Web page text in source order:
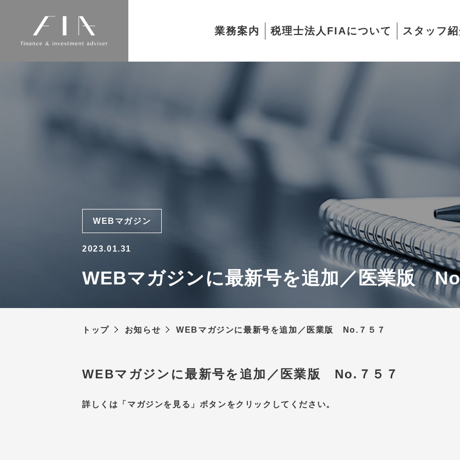
業務案内 税理士法人FIAについて スタッフ
WEBマガジン
2023.01.31
WEBマガジンに最新号を追加／医業版
トップ お知らせ WEBマガジンに最新号を追加／医業版 No.７５７
WEBマガジンに最新号を追加／医業版 No.７５７
詳しくは「マガジンを見る」ボタンをクリックしてください。